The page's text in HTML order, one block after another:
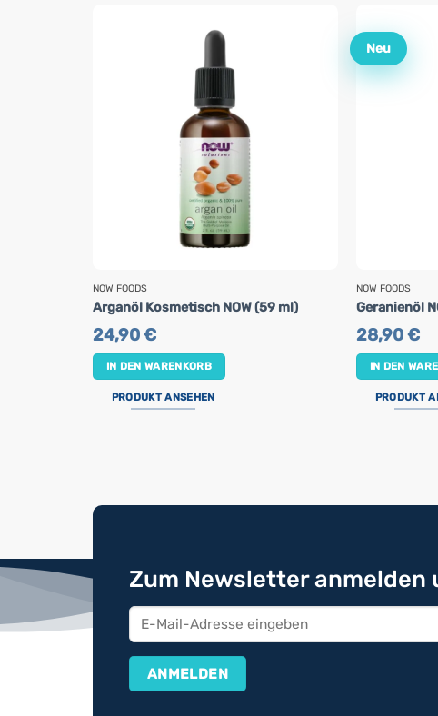
NOW FOODS
Arganöl Kosmetisch NOW (59 ml)
24,90€
IN DEN WARENKORB
PRODUKT ANSEHEN
Neu
NOW FOODS
Geranienöl
28,90€
IN DEN
PRODUKT
Zum Newsletter anmelden